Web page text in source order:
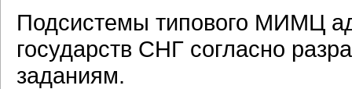
Подсистемы типового МИМЦ
государств СНГ согласно
заданиям.